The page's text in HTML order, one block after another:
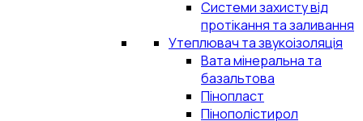
Системи захисту від
протікання та заливання
Утеплювач та звукоізоляція
Вата мінеральна та
базальтова
Пінопласт
Пінополістирол